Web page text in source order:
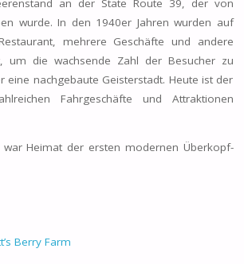
wurde. In den 1940er Jahren wurden auf
mehrere Geschäfte und andere
um die wachsende Zahl der Besucher zu
eine nachgebaute Geisterstadt. Heute ist der
Fahrgeschäfte und Attraktionen
war Heimat der ersten modernen Überkopf-
Berry Farm